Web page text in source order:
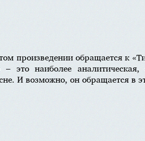
произведении обращается к
это наиболее
И возможно, он обращается в